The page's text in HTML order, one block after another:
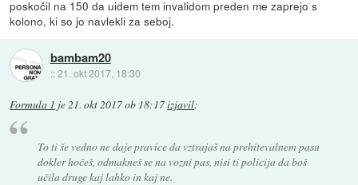
poskočil na 150 da uidem tem invalidom preden me zaprejo s
kolono, ki so jo navlekli za seboj.
bambam20
::21. okt 2017, 18:30
Formula 1 je21. okt 2017 ob 18:17izjavil:
To ti še vedno ne daje pravice da vztrajaš na prehitevalnem pasu
dokler hočeš, odmakneš se na vozni pas, nisi ti policija da boš
učila druge kaj lahko in kaj ne.